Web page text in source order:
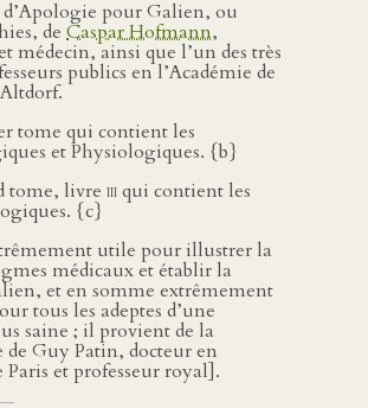
pour Galien, ou
de Caspar Hofmann,
médecin, ainsi que l’un des très
publics en l’Académie de
tome qui contient les
et Physiologiques. {b}
tome, livre iiiqui contient les
{c}
utile pour illustrer la
médicaux et établir la
et en somme extrêmement
tous les adeptes d’une
saine ; il provient de la
Guy Patin, docteur en
Paris et professeur royal].